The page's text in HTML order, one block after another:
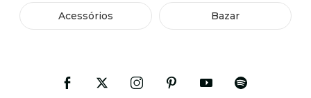
Acessórios Bazar